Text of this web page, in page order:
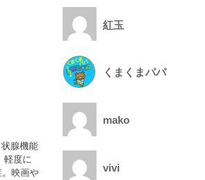
腺機能
軽度に
映画や
紅玉
くまくまパパ
mako
vivi